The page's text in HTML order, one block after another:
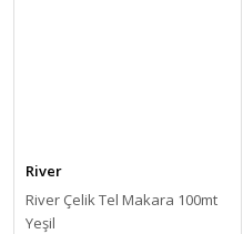
River
River Çelik Tel Makara 100mt
Yeşil